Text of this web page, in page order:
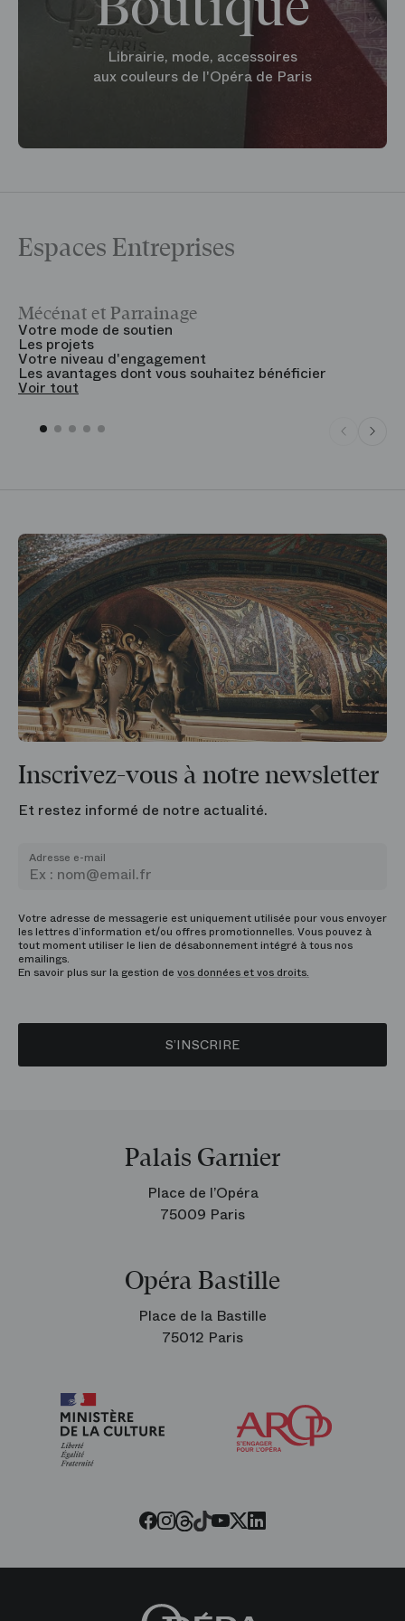
Librairie, mode, accessoires
aux couleurs de l'Opéra de Paris
Espaces Entreprises
Mécénat et Parrainage
Votre mode de soutien
Les projets
Votre niveau d'engagement
Les avantages dont vous souhaitez bénéficier
Voir tout
Inscrivez-vous à notre newsletter
Et restez informé de notre actualité.
Adresse e-mail
Votre adresse de messagerie est uniquement utilisée pour vous envoyer
les lettres d’information et/ou offres promotionnelles. Vous pouvez à
tout moment utiliser le lien de désabonnement intégré à tous nos
emailings.
En savoir plus sur la gestion de vos données et vos droits.
S’INSCRIRE
Palais Garnier
Place de l’Opéra
75009 Paris
Opéra Bastille
Place de la Bastille
75012 Paris
Facebook
Instagram
Threads
Tiktok
Youtube
Twitter
LinkedIn